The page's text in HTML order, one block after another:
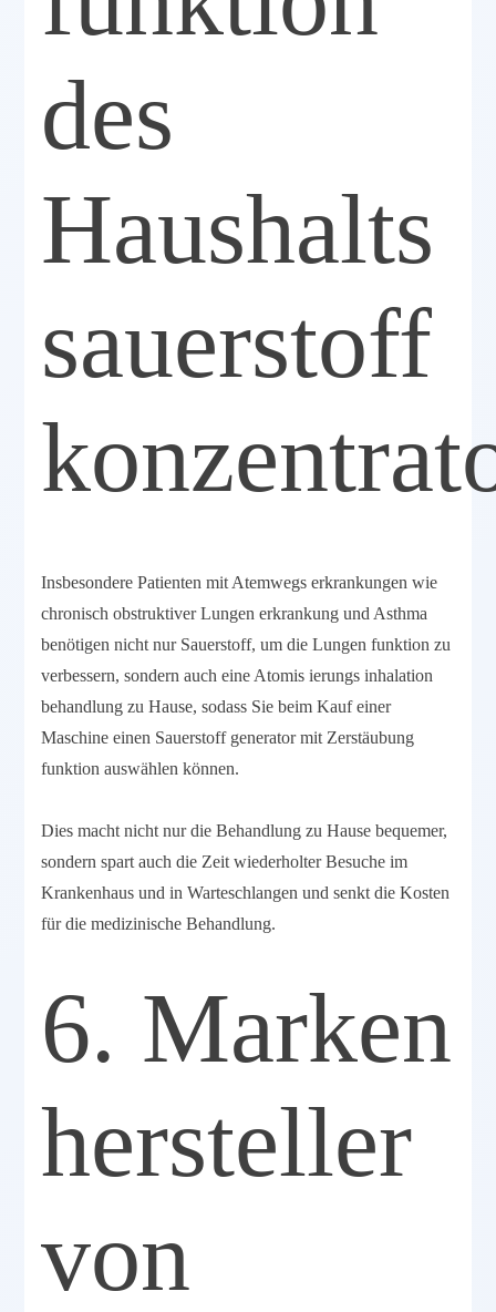
des
Haushalts
sauerstoff
Insbesondere Patienten mit Atemwegs erkrankungen wie
chronisch obstruktiver Lungen erkrankung und Asthma
benötigen nicht nur Sauerstoff, um die Lungen funktion zu
verbessern, sondern auch eine Atomis ierungs inhalation
behandlung zu Hause, sodass Sie beim Kauf einer
Maschine einen Sauerstoff generator mit Zerstäubung
funktion auswählen können.
Dies macht nicht nur die Behandlung zu Hause bequemer,
sondern spart auch die Zeit wiederholter Besuche im
Krankenhaus und in Warteschlangen und senkt die Kosten
für die medizinische Behandlung.
6. Marken
hersteller
von